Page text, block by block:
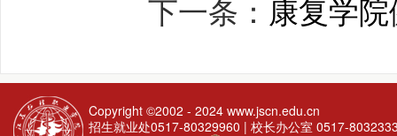
下一条： 康复学
Copyright ©2002 - 2024 www.jscn.edu.cn
招生就业处0517-80329960 | 校长办公室 0517-